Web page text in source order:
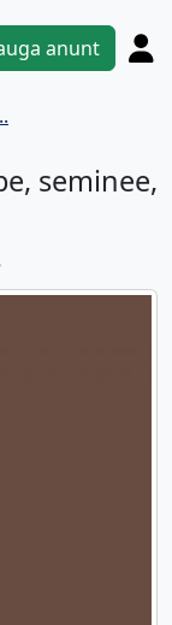
anunt
seminee,